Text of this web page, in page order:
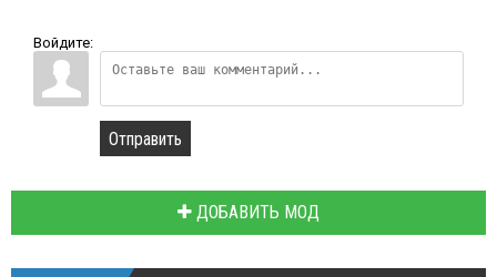
Войдите:
Отправить
ДОБАВИТЬ МОД